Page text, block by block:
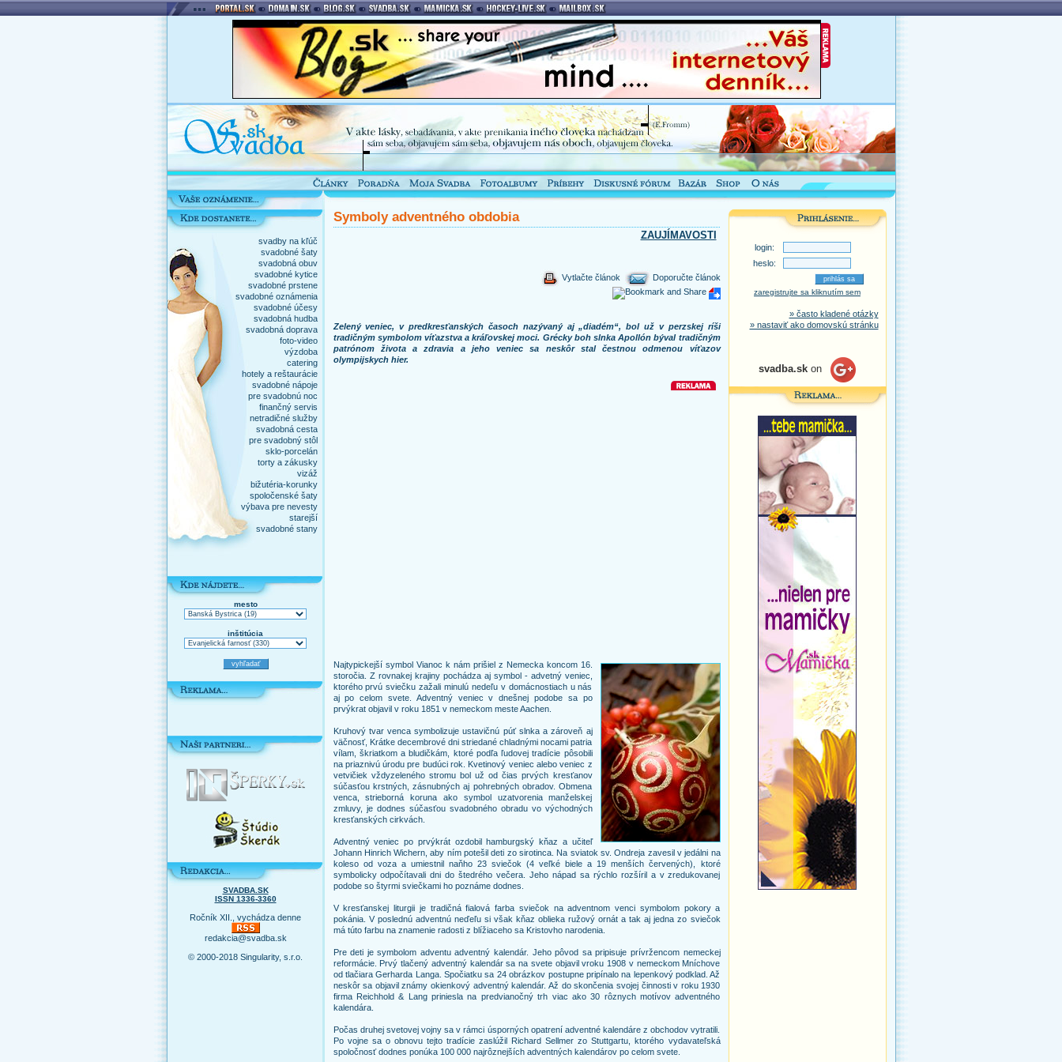
svadby na kľúč
svadobné šaty
svadobná obuv
svadobné kytice
svadobné prstene
svadobné oznámenia
svadobné účesy
svadobná hudba
svadobná doprava
foto-video
výzdoba
catering
hotely a reštaurácie
svadobné nápoje
pre svadobnú noc
finančný servis
netradičné služby
svadobná cesta
pre svadobný stôl
sklo-porcelán
torty a zákusky
vizáž
bižutéria-korunky
spoločenské šaty
výbava pre nevesty
starejší
svadobné stany
mesto
inštitúcia
SVADBA.SK
ISSN 1336-3360
Ročník XII., vychádza denne
redakcia@svadba.sk
© 2000-2018 Singularity, s.r.o.
Symboly adventného obdobia
ZAUJÍMAVOSTI
Vytlačte článok Doporučte článok
Zelený veniec, v predkresťanských časoch nazývaný aj „diadém“, bol už v perzskej ríši
tradičným symbolom víťazstva a kráľovskej moci. Grécky boh slnka Apollón býval tradičným
patrónom života a zdravia a jeho veniec sa neskôr stal čestnou odmenou víťazov
olympijskych hier.
Najtypickejší symbol Vianoc k nám prišiel z Nemecka koncom 16.
storočia. Z rovnakej krajiny pochádza aj symbol - advetný veniec,
ktorého prvú sviečku zažali minulú nedeľu v domácnostiach u nás
aj po celom svete. Adventný veniec v dnešnej podobe sa po
prvýkrat objavil v roku 1851 v nemeckom meste Aachen.
Kruhový tvar venca symbolizuje ustavičnú púť slnka a zároveň aj
väčnosť, Krátke decembrové dni striedané chladnými nocami patria
vílam, škriatkom a bludičkám, ktoré podľa ľudovej tradície pôsobili
na priaznivú úrodu pre budúci rok. Kvetinový veniec alebo veniec z
vetvičiek vždyzeleného stromu bol už od čias prvých kresťanov
súčasťou krstných, zásnubných aj pohrebných obradov. Obmena
venca, strieborná koruna ako symbol uzatvorenia manželskej
zmluvy, je dodnes súčasťou svadobného obradu vo východných
kresťanských cirkvách.
Adventný veniec po prvýkrát ozdobil hamburgský kňaz a učiteľ
Johann Hinrich Wichern, aby ním potešil deti zo sirotinca. Na sviatok sv. Ondreja zavesil v jedálni na
koleso od voza a umiestnil naňho 23 sviečok (4 veľké biele a 19 menších červených), ktoré
symbolicky odpočítavali dni do štedrého večera. Jeho nápad sa rýchlo rozšíril a v zredukovanej
podobe so štyrmi sviečkami ho poznáme dodnes.
V kresťanskej liturgii je tradičná fialová farba sviečok na adventnom venci symbolom pokory a
pokánia. V poslednú adventnú neďeľu si však kňaz oblieka ružový ornát a tak aj jedna zo sviečok
má túto farbu na znamenie radosti z blížiaceho sa Kristovho narodenia.
Pre deti je symbolom adventu adventný kalendár. Jeho pôvod sa pripisuje prívržencom nemeckej
reformácie. Prvý tlačený adventný kalendár sa na svete objavil vroku 1908 v nemeckom Mníchove
od tlačiara Gerharda Langa. Spočiatku sa 24 obrázkov postupne pripínalo na lepenkový podklad. Až
neskôr sa objavil známy okienkový adventný kalendár. Až do skončenia svojej činnosti v roku 1930
firma Reichhold & Lang priniesla na predvianočný trh viac ako 30 rôznych motívov adventného
kalendára.
Počas druhej svetovej vojny sa v rámci úsporných opatrení adventné kalendáre z obchodov vytratili.
Po vojne sa o obnovu tejto tradície zaslúžil Richard Sellmer zo Stuttgartu, ktorého vydavateľská
spoločnosť dodnes ponúka 100 000 najrôznejších adventných kalendárov po celom svete.
login:
heslo:
zaregistrujte sa kliknutím sem
» často kladené otázky
» nastaviť ako domovskú stránku
svadba.sk on